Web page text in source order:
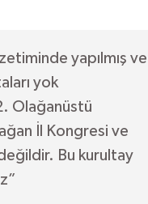
yapılmış ve
yok
Olağanüstü
İl Kongresi ve
Bu kurultay